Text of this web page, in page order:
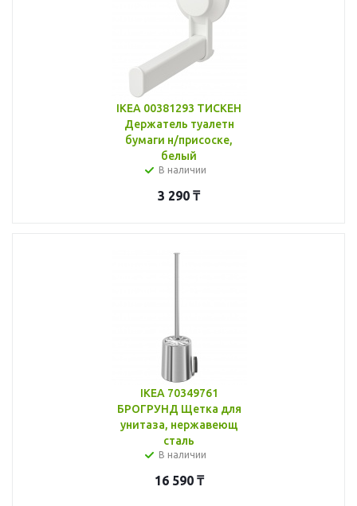
IKEA 00381293 ТИСКЕН
Держатель туалетн
бумаги н/присоске,
белый
В наличии
3 290 ₸
IKEA 70349761
БРОГРУНД Щетка для
унитаза, нержавеющ
сталь
В наличии
16 590₸